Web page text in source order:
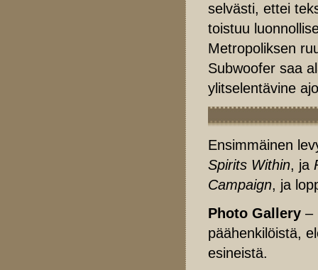
selvästi, ettei
toistuu
Metropoliksen
Subwoofer saa
ylitselentävine
Ensimmäinen
Spirits Within, ja
Campaign, ja
Photo Gallery –
päähenkilöistä,
esineistä.